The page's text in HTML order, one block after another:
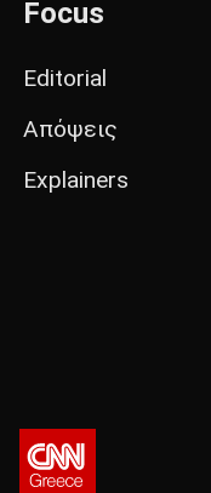
Focus
Editorial
Απόψεις
Explainers